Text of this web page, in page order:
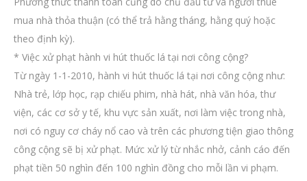
mua nhà thỏa thuận (có thể trả hằng tháng, hằng quý hoặc
theo định kỳ).
* Việc xử phạt hành vi hút thuốc lá tại nơi công cộng?
Từ ngày 1-1-2010, hành vi hút thuốc lá tại nơi công cộng như:
Nhà trẻ, lớp học, rạp chiếu phim, nhà hát, nhà văn hóa, thư
viện, các cơ sở y tế, khu vực sản xuất, nơi làm việc trong nhà,
nơi có nguy cơ cháy nổ cao và trên các phương tiện giao thông
công cộng sẽ bị xử phạt. Mức xử lý từ nhắc nhở, cảnh cáo đến
phạt tiền 50 nghìn đến 100 nghìn đồng cho mỗi lần vi phạm.